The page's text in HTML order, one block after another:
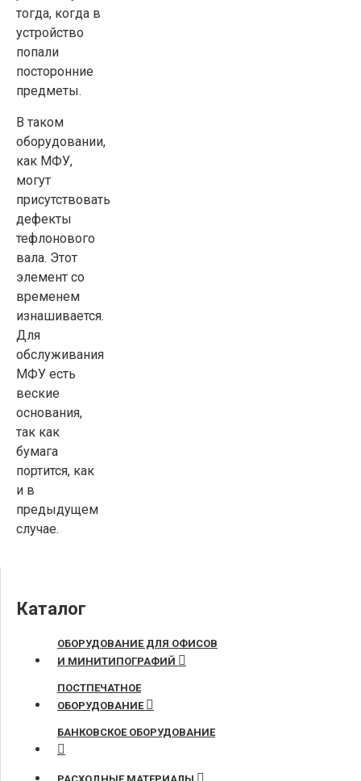
тогда, когда в
устройство
попали
посторонние
предметы.
В таком
оборудовании,
как МФУ,
могут
присутствовать
дефекты
тефлонового
вала. Этот
элемент со
временем
изнашивается.
Для
обслуживания
МФУ есть
веские
основания,
так как
бумага
портится, как
и в
предыдущем
случае.
Каталог
ОБОРУДОВАНИЕ ДЛЯ ОФИСОВ
И МИНИТИПОГРАФИЙ
ПОСТПЕЧАТНОЕ
ОБОРУДОВАНИЕ
БАНКОВСКОЕ ОБОРУДОВАНИЕ